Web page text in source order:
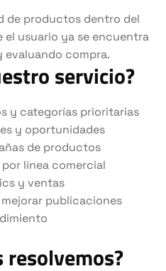
de productos dentro del
usuario ya se encuentra
compra.
servicio?
y categorías prioritarias
y oportunidades
de productos
línea comercial
y ventas
publicaciones
resolvemos?